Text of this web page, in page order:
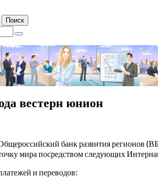
вестерн юнион
банк развития регионов
мира посредством следующих
и переводов: